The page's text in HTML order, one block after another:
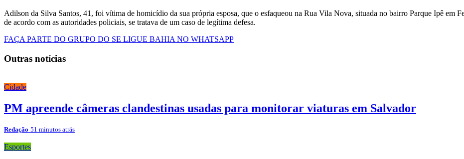
Adilson da Silva Santos, 41, foi vítima de homicídio da sua própria esposa, que o esfaqueou na Rua Vila Nova, situada no bairro Parque Ipê em
de acordo com as autoridades policiais, se tratava de um caso de legítima defesa.
FAÇA PARTE DO GRUPO DO SE LIGUE BAHIA NO WHATSAPP
Outras notícias
Cidade
PM apreende câmeras clandestinas usadas para monitorar viaturas em Salvador
Redação 51 minutos atrás
Esportes